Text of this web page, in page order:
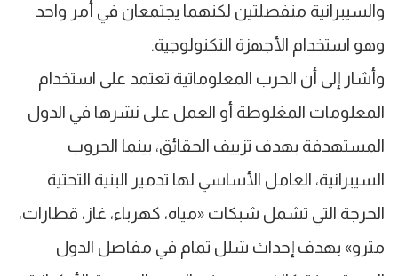
والسيبرانية منفصلتين لكنهما يجتمعان في أمر واحد
وهو استخدام الأجهزة التكنولوجية.
وأشار إلى أن الحرب المعلوماتية تعتمد على استخدام
المعلومات المغلوطة أو العمل على نشرها في الدول
المستهدفة بهدف تزييف الحقائق، بينما الحروب
السيبرانية، العامل الأساسي لها تدمير البنية التحتية
الحرجة التي تشمل شبكات «مياه، كهرباء، غاز، قطارات،
مترو» بهدف إحداث شلل تمام في مفاصل الدول